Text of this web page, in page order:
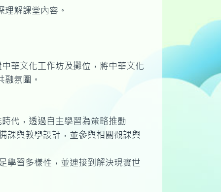
解課堂內容。
華文化工作坊及攤位，將中華文化
氛圍。
代，透過自主學習為策略推動
課與教學設計，並參與相關觀課與
學習多樣性，並連接到解決現實世